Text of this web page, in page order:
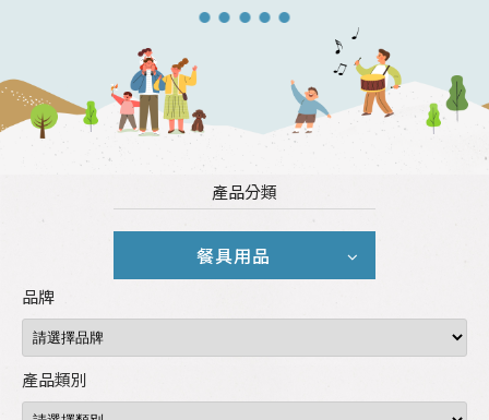
產品分類
餐具用品
品牌
產品類別